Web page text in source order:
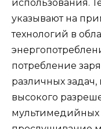
использования.
указывают на
технологий в
потребление
различных
высокого